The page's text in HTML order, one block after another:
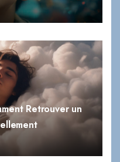
Retrouver un